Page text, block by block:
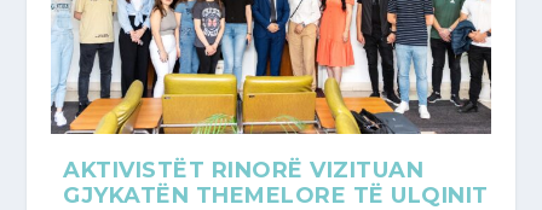
AKTIVISTËT RINORË VIZITUAN
GJYKATËN THEMELORE TË ULQINIT